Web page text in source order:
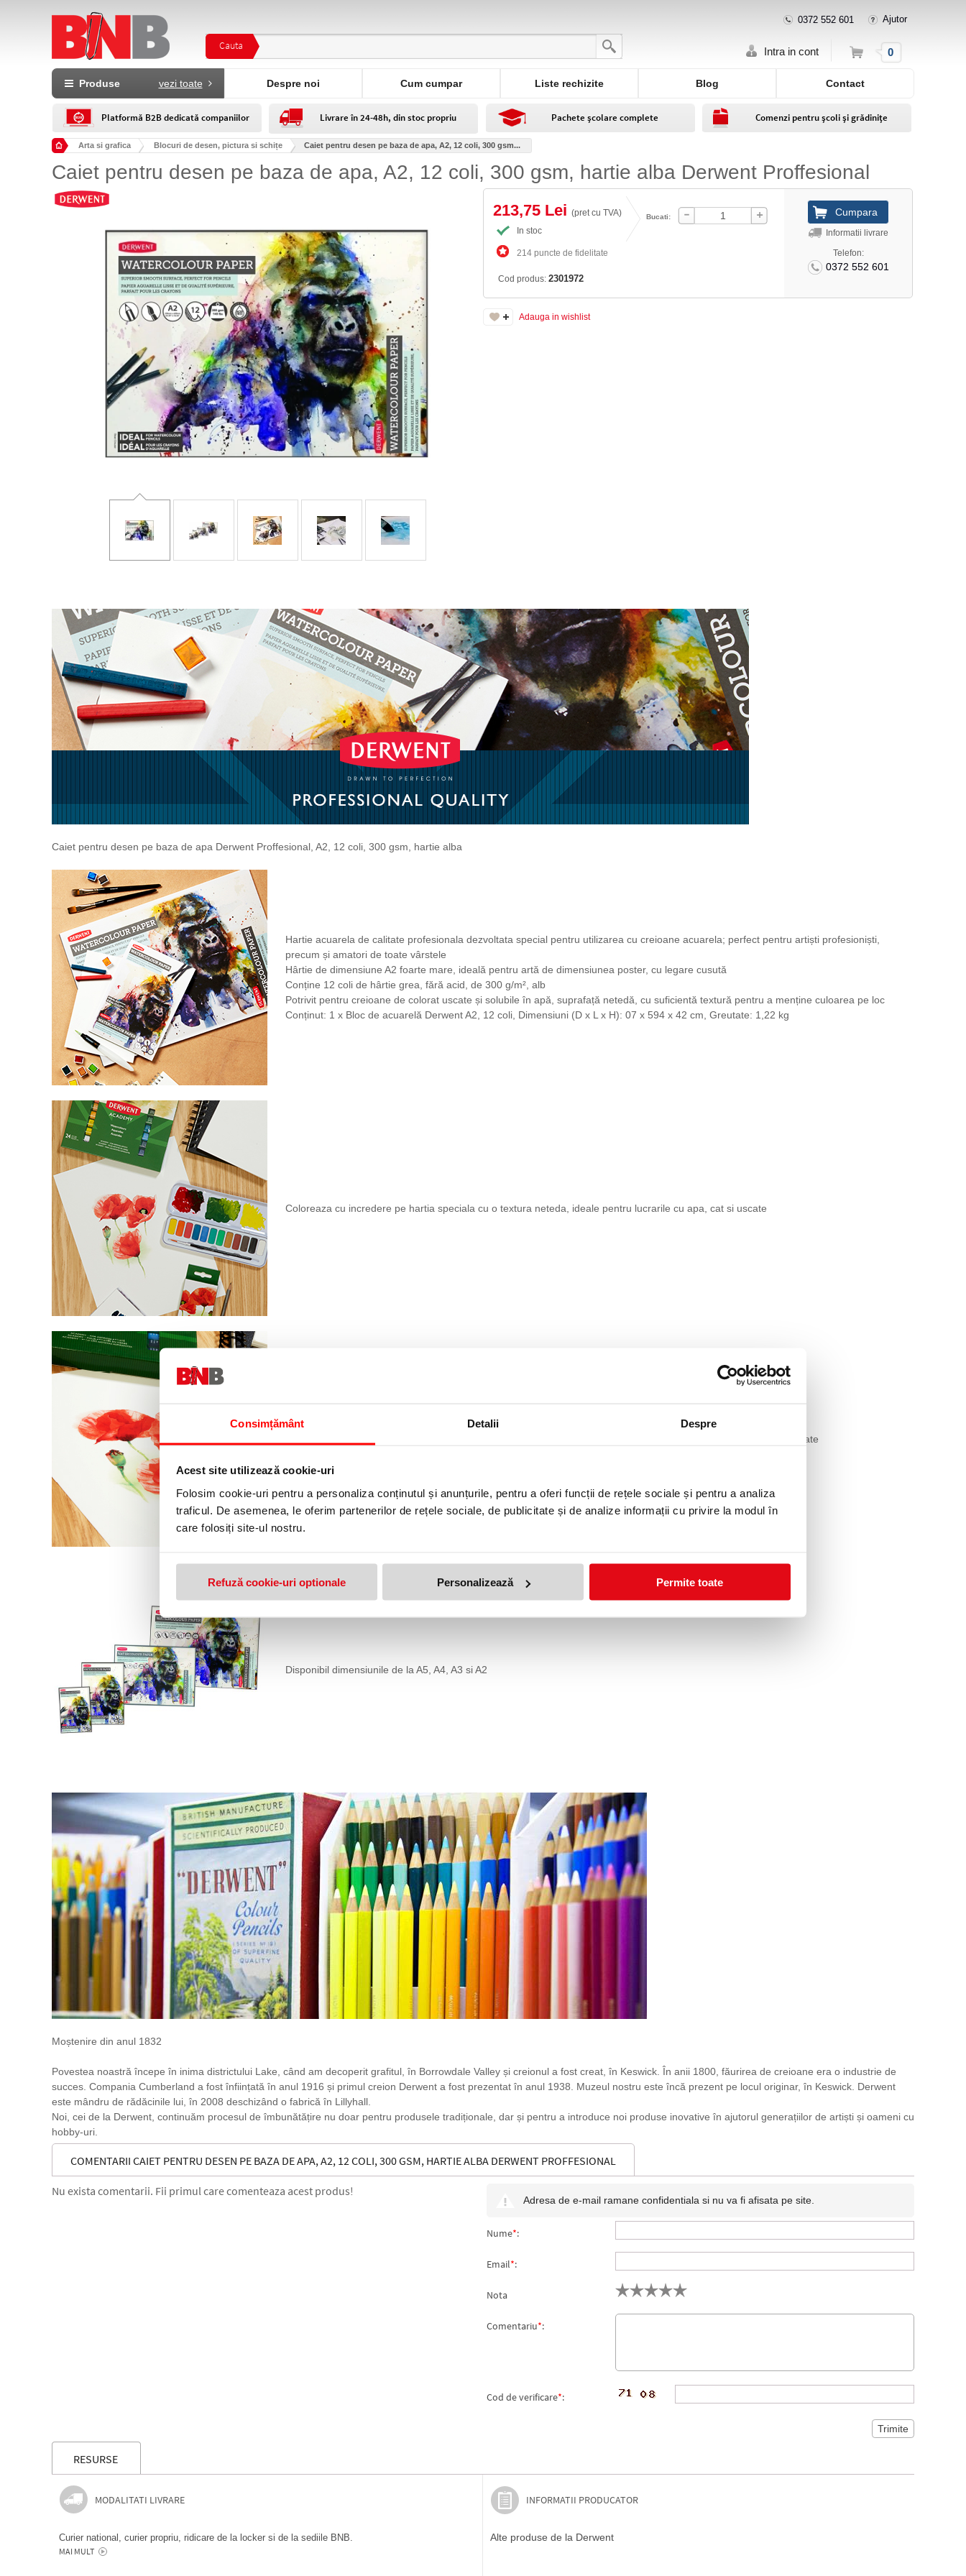
Consimțământ Detalii Despre
Acest site utilizează cookie-uri
Folosim cookie-uri pentru a personaliza conținutul și anunțurile, pentru a oferi funcții de rețele sociale și pentru a analiza
traficul. De asemenea, le oferim partenerilor de rețele sociale, de publicitate și de analize informații cu privire la modul în
care folosiți site-ul nostru.
Refuză cookie-uri optionale Personalizează Permite toate
Cauta
0372 552 601 Ajutor
Intra in cont Cos 0
Produse vezi toate Despre noi Cum cumpar Liste rechizite Blog Contact
Platformă B2B dedicată companiilor Livrare în 24-48h, din stoc propriu Pachete școlare complete Comenzi pentru școli și grădinițe
Arta si grafica Blocuri de desen, pictura si schițe Caiet pentru desen pe baza de apa, A2, 12 coli, 300 gsm...
Caiet pentru desen pe baza de apa, A2, 12 coli, 300 gsm, hartie alba Derwent Proffesional
213,75 Lei (pret cu TVA)
In stoc
214 puncte de fidelitate
Bucati:
Cod produs: 2301972
Informatii livrare
Telefon:
0372 552 601
Adauga in wishlist
Caiet pentru desen pe baza de apa Derwent Proffesional, A2, 12 coli, 300 gsm, hartie alba
Hartie acuarela de calitate profesionala dezvoltata special pentru utilizarea cu creioane acuarela; perfect pentru artiști profesioniști,
precum și amatori de toate vârstele
Hârtie de dimensiune A2 foarte mare, ideală pentru artă de dimensiunea poster, cu legare cusută
Conține 12 coli de hârtie grea, fără acid, de 300 g/m², alb
Potrivit pentru creioane de colorat uscate și solubile în apă, suprafață netedă, cu suficientă textură pentru a menține culoarea pe loc
Conținut: 1 x Bloc de acuarelă Derwent A2, 12 coli, Dimensiuni (D x L x H): 07 x 594 x 42 cm, Greutate: 1,22 kg
Coloreaza cu incredere pe hartia speciala cu o textura neteda, ideale pentru lucrarile cu apa, cat si uscate
Hartie acuarela, special dezvoltata pentru acuarele si creioane solubile in apa pentru a obtine cele mai bune rezultate
Disponibil dimensiunile de la A5, A4, A3 si A2
Moștenire din anul 1832
Povestea noastră începe în inima districtului Lake, când am decoperit grafitul, în Borrowdale Valley și creionul a fost creat, în Keswick. În anii 1800, făurirea de creioane era o industrie de
succes. Compania Cumberland a fost înființată în anul 1916 și primul creion Derwent a fost prezentat în anul 1938. Muzeul nostru este încă prezent pe locul originar, în Keswick. Derwent
este mândru de rădăcinile lui, în 2008 deschizând o fabrică în Lillyhall.
Noi, cei de la Derwent, continuăm procesul de îmbunătățire nu doar pentru produsele tradiționale, dar și pentru a introduce noi produse inovative în ajutorul generațiilor de artiști și oameni cu
hobby-uri.
COMENTARII CAIET PENTRU DESEN PE BAZA DE APA, A2, 12 COLI, 300 GSM, HARTIE ALBA DERWENT PROFFESIONAL
Nu exista comentarii. Fii primul care comenteaza acest produs!
Adresa de e-mail ramane confidentiala si nu va fi afisata pe site.
Nume*:
Email*:
Nota
Comentariu*:
Cod de verificare*:
RESURSE
MODALITATI LIVRARE
Curier national, curier propriu, ridicare de la locker si de la sediile BNB.
MAI MULT
INFORMATII PRODUCATOR
Alte produse de la Derwent